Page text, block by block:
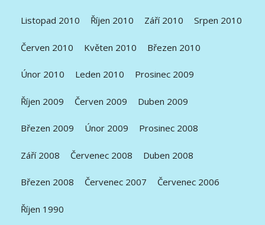
Listopad 2010 Říjen 2010 Září 2010 Srpen 2010
Červen 2010 Květen 2010 Březen 2010
Únor 2010 Leden 2010 Prosinec 2009
Říjen 2009 Červen 2009 Duben 2009
Březen 2009 Únor 2009 Prosinec 2008
Září 2008 Červenec 2008 Duben 2008
Březen 2008 Červenec 2007 Červenec 2006
Říjen 1990